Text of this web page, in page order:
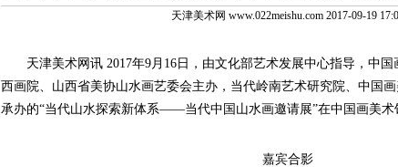
天津美术网 www.022meishu.com 2017-09-19
天津美术网讯 2017年9月16日，由文化部艺术发展中心指导，中国
西画院、山西省美协山水画艺委会主办，当代岭南艺术研究院、中国
承办的“当代山水探索新体系——当代中国山水画邀请展”在中国画美术
嘉宾合影